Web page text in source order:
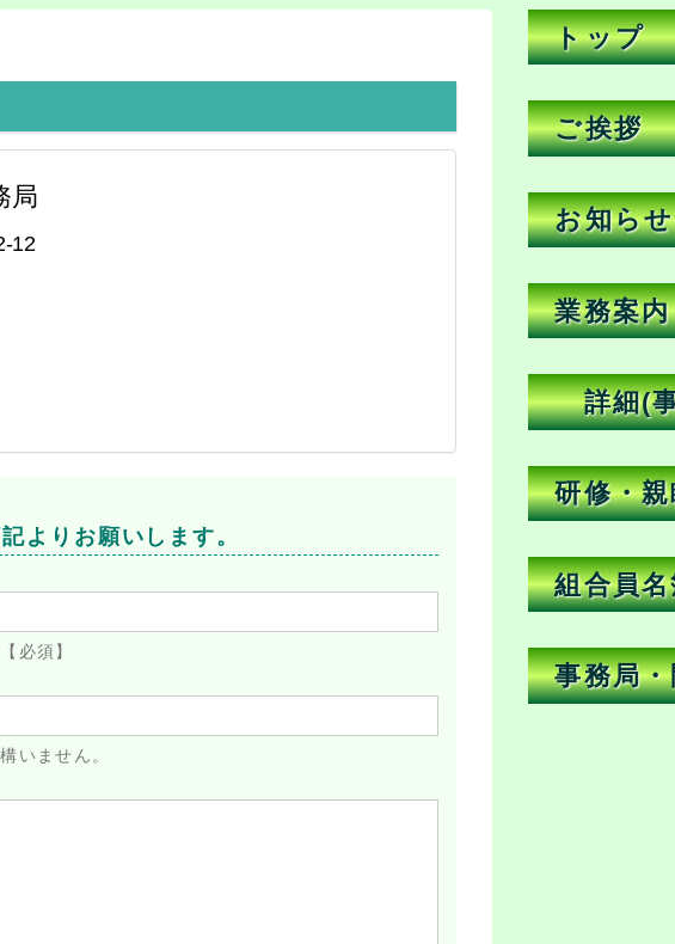
局
12
よりお願いします。
必須】
いません。
トップ
ご挨拶
お知らせ
業務案内
詳細(事
研修・
組合員
事務局